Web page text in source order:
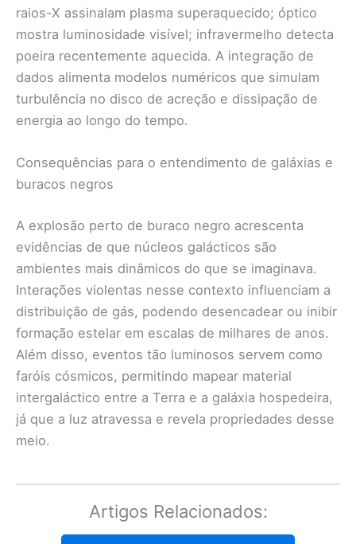
raios-X assinalam plasma superaquecido; óptico
mostra luminosidade visível; infravermelho detecta
poeira recentemente aquecida. A integração de
dados alimenta modelos numéricos que simulam
turbulência no disco de acreção e dissipação de
energia ao longo do tempo.
Consequências para o entendimento de galáxias e
buracos negros
A explosão perto de buraco negro acrescenta
evidências de que núcleos galácticos são
ambientes mais dinâmicos do que se imaginava.
Interações violentas nesse contexto influenciam a
distribuição de gás, podendo desencadear ou inibir
formação estelar em escalas de milhares de anos.
Além disso, eventos tão luminosos servem como
faróis cósmicos, permitindo mapear material
intergaláctico entre a Terra e a galáxia hospedeira,
já que a luz atravessa e revela propriedades desse
meio.
Artigos Relacionados: